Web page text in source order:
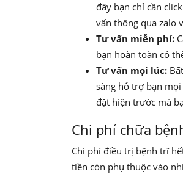
đây bạn chỉ cần
vấn thông qua zalo
Tư vấn miễn phí:
bạn hoàn toàn có
Tư vấn mọi lúc:
sàng hỗ trợ bạn
đặt hiện trước mà
Chi phí chữa
Chi phí điều trị bệnh trĩ
tiền còn phụ thuộc vào